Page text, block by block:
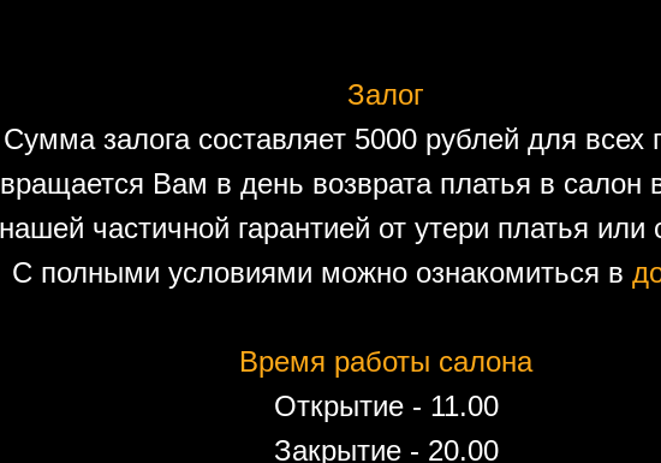
Залог
Сумма залога составляет 5000 рублей для всех
Вам в день возврата платья в салон
частичной гарантией от утери платья
С полными условиями можно ознакомиться в
Время работы салона
Открытие - 11.00
Закрытие - 20.00